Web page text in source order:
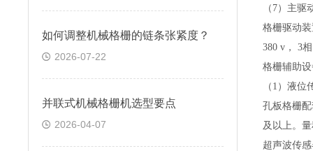
如何调整机械格栅的链条张紧度？
2026-07-22
并联式机械格栅机选型要点
2026-04-07
（7）主驱
格栅驱动
380 v， 3
格栅辅助
（1）液位
孔板格栅
及以上。
超声波传